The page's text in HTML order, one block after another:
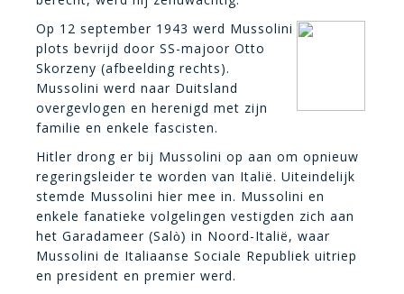
Op 12 september 1943 werd Mussolini
plots bevrijd door SS-majoor Otto
Skorzeny (afbeelding rechts).
Mussolini werd naar Duitsland
overgevlogen en herenigd met zijn
familie en enkele fascisten.
Hitler drong er bij Mussolini op aan om opnieuw
regeringsleider te worden van Italië. Uiteindelijk
stemde Mussolini hier mee in. Mussolini en
enkele fanatieke volgelingen vestigden zich aan
het Garadameer (Salò) in Noord-Italië, waar
Mussolini de Italiaanse Sociale Republiek uitriep
en president en premier werd.